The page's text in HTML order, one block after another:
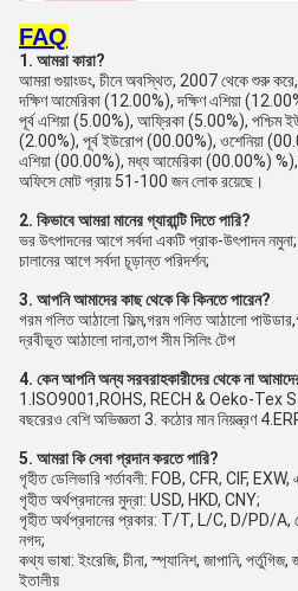
FAQ
1. আমরা কারা?
আমরা গুয়াংডং, চীনে অবস্থিত, 2007 থেকে শুরু
দক্ষিণ আমেরিকা (12.00%), দক্ষিণ এশিয়া
পূর্ব এশিয়া (5.00%), আফ্রিকা (5.00%), পশ্চিম
(2.00%), পূর্ব ইউরোপ (00.00%), ওশেনিয়া
এশিয়া (00.00%), মধ্য আমেরিকা (00.00%)
অফিসে মোট প্রায় 51-100 জন লোক রয়েছে।
2. কিভাবে আমরা মানের গ্যারান্টি দিতে পারি?
ভর উৎপাদনের আগে সর্বদা একটি প্রাক-উৎপাদন নমুনা;
চালানের আগে সর্বদা চূড়ান্ত পরিদর্শন;
3. আপনি আমাদের কাছ থেকে কি কিনতে পারেন?
গরম গলিত আঠালো ফিল্ম,গরম গলিত আঠালো
দ্রবীভূত আঠালো দানা,তাপ সীম সিলিং টেপ
4. কেন আপনি অন্য সরবরাহকারীদের থেকে না
1.ISO9001,ROHS, RECH & Oeko-Tex
বছরেরও বেশি অভিজ্ঞতা 3. কঠোর মান নিয়ন্ত্রণ
5. আমরা কি সেবা প্রদান করতে পারি?
গৃহীত ডেলিভারি শর্তাবলী: FOB, CFR, CIF, EXW,
গৃহীত অর্থপ্রদানের মুদ্রা: USD, HKD, CNY;
গৃহীত অর্থপ্রদানের প্রকার: T/T, L/C, D/PD/A,
নগদ;
কথ্য ভাষা: ইংরেজি, চীনা, স্প্যানিশ, জাপানি, পর্তুগিজ,
ইতালীয়